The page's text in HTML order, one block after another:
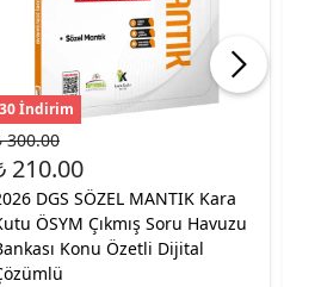
İndirim
300.00
210.00
DGS SÖZEL MANTIK Kara
ÖSYM Çıkmış Soru Havuzu
Konu Özetli Dijital